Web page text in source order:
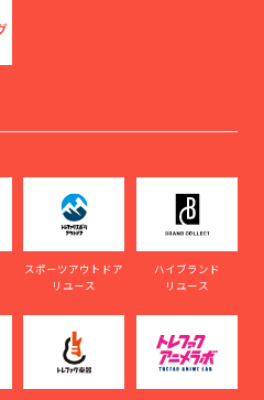
スポーツアウトドア
リユース
ハイブランド
リユース